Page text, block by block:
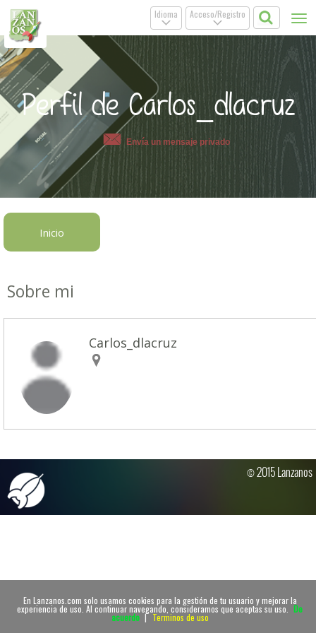
En Lanzanos.com solo usamos cookies para la gestión de tu usuario y mejorar la
experiencia de uso. Al continuar navegando, consideramos que aceptas su uso. De
acuerdo | Terminos de uso
Acceso/Registro
.
Idioma
.
Perfil de Carlos_dlacruz
Envía un mensaje privado
Inicio
Sobre mi
Carlos_dlacruz
© 2015 Lanzanos